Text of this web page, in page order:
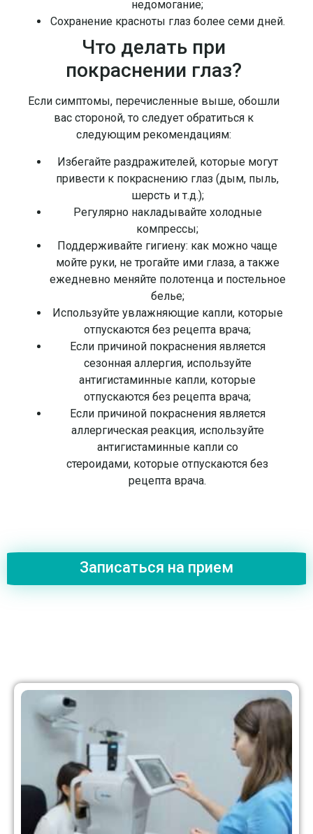
недомогание;
Сохранение красноты глаз более семи дней.
Что делать при
покраснении глаз?
Если симптомы, перечисленные выше, обошли
вас стороной, то следует обратиться к
следующим рекомендациям:
Избегайте раздражителей, которые могут
привести к покраснению глаз (дым, пыль,
шерсть и т.д.);
Регулярно накладывайте холодные
компрессы;
Поддерживайте гигиену: как можно чаще
мойте руки, не трогайте ими глаза, а также
ежедневно меняйте полотенца и постельное
белье;
Используйте увлажняющие капли, которые
отпускаются без рецепта врача;
Если причиной покраснения является
сезонная аллергия, используйте
антигистаминные капли, которые
отпускаются без рецепта врача;
Если причиной покраснения является
аллергическая реакция, используйте
антигистаминные капли со
стероидами, которые отпускаются без
рецепта врача.
Записаться на прием